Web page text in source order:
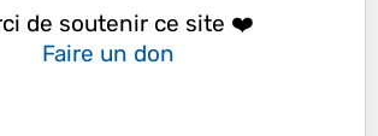
de soutenir ce site ❤️
Faire un don